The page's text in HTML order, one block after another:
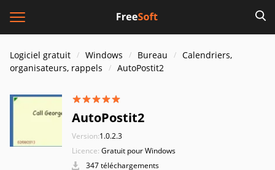
Logiciel gratuit Windows Bureau
Calendriers,
organisateurs, rappels
AutoPostit2
AutoPostit2
Version:1.0.2.3
Licence: Gratuit pour Windows
347 téléchargements